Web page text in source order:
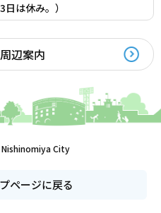
は休み。）
辺案内
City
ページに戻る